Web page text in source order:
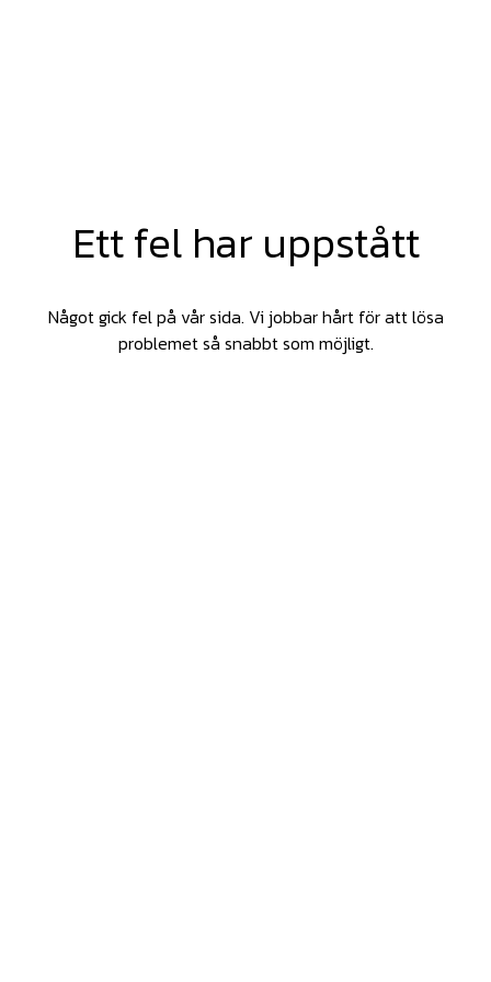
Ett fel har uppstått
Något gick fel på vår sida. Vi jobbar hårt för att lösa
problemet så snabbt som möjligt.